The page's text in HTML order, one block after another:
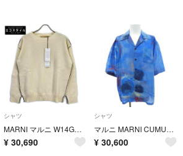
シャツ
MARNI マルニ W14GCMQ06Q00FH558 ホワイト ウール クルーネックセーター 46
¥ 30,690
シャツ
マルニ MARNI CUMU0213S6 S／Sシャツ
¥ 30,600